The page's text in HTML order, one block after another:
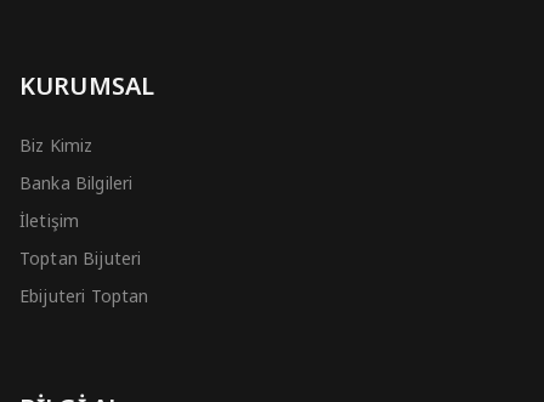
KURUMSAL
Biz Kimiz
Banka Bilgileri
İletişim
Toptan Bijuteri
Ebijuteri Toptan